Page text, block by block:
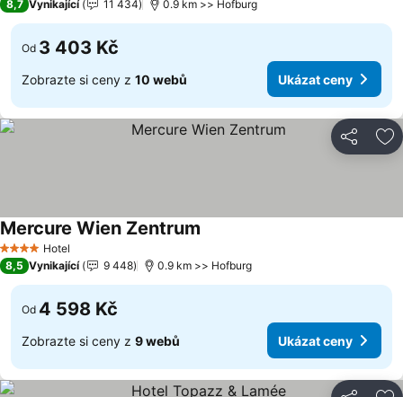
8,7 Vynikající 11 434 0.9 km >> Hofburg
Od 3 403 Kč
Zobrazte si ceny z 10 webů Ukázat ceny
Sdílet
4 Počet hvězdiček
Hotel
Mercure Wien Zentrum
8,5 Vynikající 9 448 0.9 km >> Hofburg
Od 4 598 Kč
Zobrazte si ceny z 9 webů Ukázat ceny